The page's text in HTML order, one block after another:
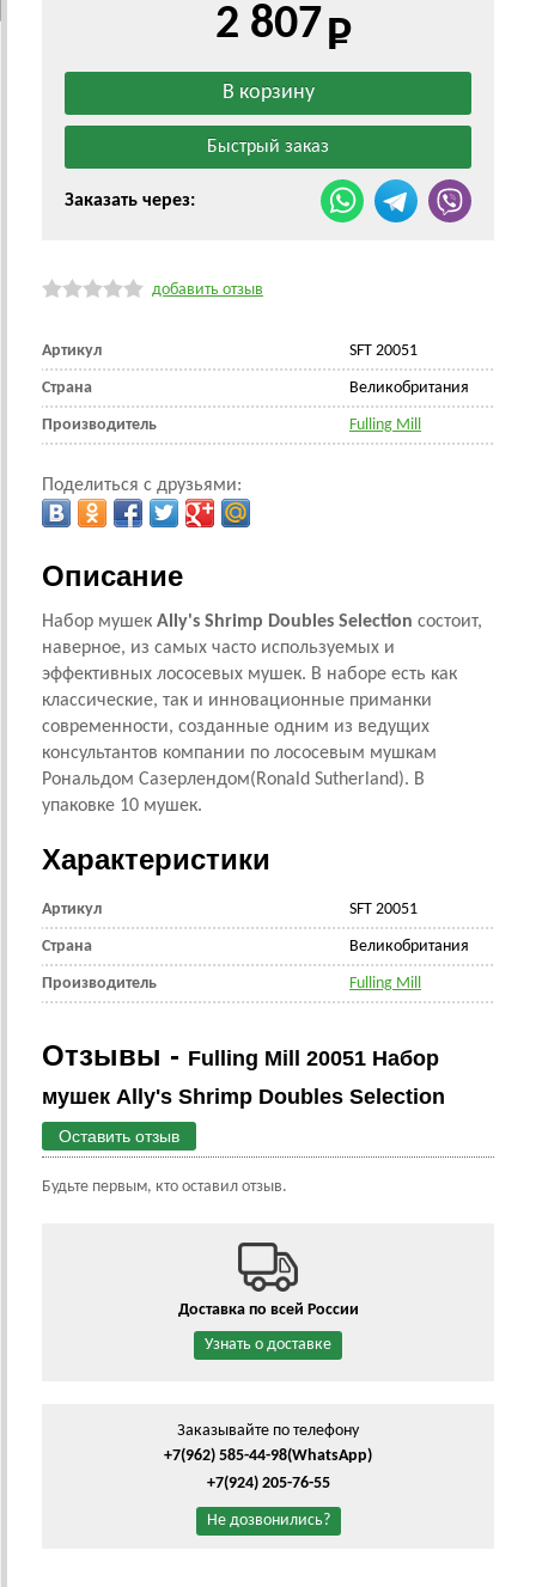
2 807
Заказать через:
добавить отзыв
Артикул SFT 20051
Страна Великобритания
Производитель Fulling Mill
Поделиться с друзьями:
Описание
Набор мушек Ally's Shrimp Doubles Selection состоит,
наверное, из самых часто используемых и
эффективных лососевых мушек. В наборе есть как
классические, так и инновационные приманки
современности, созданные одним из ведущих
консультантов компании по лососевым мушкам
Рональдом Сазерлендом(Ronald Sutherland). В
упаковке 10 мушек.
Характеристики
Артикул SFT 20051
Страна Великобритания
Производитель Fulling Mill
Отзывы - Fulling Mill 20051 Набор
мушек Ally's Shrimp Doubles Selection
Оставить отзыв
Будьте первым, кто оставил отзыв.
Доставка по всей России
Узнать о доставке
Заказывайте по телефону
+7(962) 585-44-98(WhatsApp)
+7(924) 205-76-55
Не дозвонились?